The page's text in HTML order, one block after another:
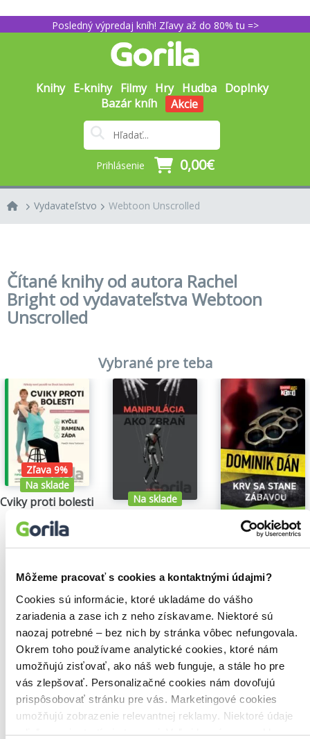
Môžeme pracovať s cookies a kontaktnými údajmi?
Cookies sú informácie, ktoré ukladáme do vášho
zariadenia a zase ich z neho získavame. Niektoré sú
naozaj potrebné – bez nich by stránka vôbec nefungovala.
Okrem toho používame analytické cookies, ktoré nám
umožňujú zisťovať, ako náš web funguje, a stále ho pre
vás zlepšovať. Personalizačné cookies nám dovoľujú
prispôsobovať stránku pre vás. Marketingové cookies
umožňujú zobrazenie relevantnej reklamy. Niektoré údaje
zdieľame aj s tretími stranami. Veľmi by nám pomohlo,
Posledný výpredaj kníh! Zľavy až do 80% tu =>
Knihy E-knihy Filmy Hry Hudba Doplnky
Bazár kníh
Akcie
Prihlásenie 0,00€
Vydavateľstvo Webtoon Unscrolled
Čítané knihy od autora Rachel
Bright od vydavateľstva Webtoon
Unscrolled
Vybrané pre teba
Zľava 9%
Na sklade
Cviky proti bolesti 1.
24,30€
Na sklade
15,79€ Krv sa stane
Dominik Dán
Našli sme0titulov
Zoradiť podľa:
Filtrovať